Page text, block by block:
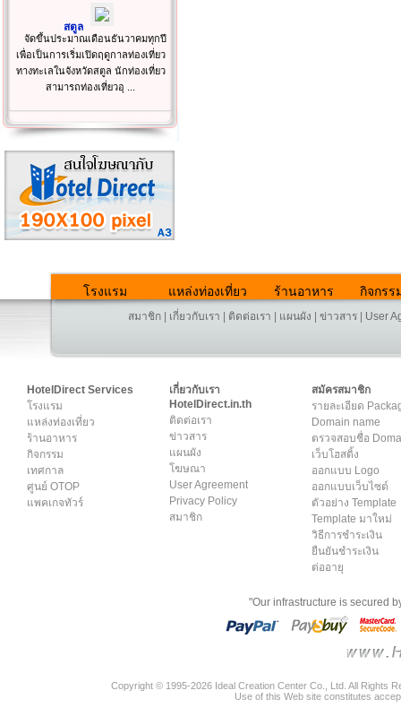
สตูล
จัดขึ้นประมาณเดือนธันวาคมทุกปี
เพื่อเป็นการเริ่มเปิดฤดูกาลท่องเที่ยว
ทางทะเลในจังหวัดสตูล นักท่องเที่ยว
สามารถท่องเที่ยวอุ ...
โรงแรม แหล่งท่องเที่ยว ร้านอาหาร กิจกรร
สมาชิก เกี่ยวกับเรา ติดต่อเรา แผนผัง ข่าวสาร User
HotelDirect Services
โรงแรม
แหล่งท่องเที่ยว
ร้านอาหาร
กิจกรรม
เทศกาล
ศูนย์ OTOP
แพคเกจทัวร์
เกี่ยวกับเรา
HotelDirect.in.th
ติดต่อเรา
ข่าวสาร
แผนผัง
โฆษณา
User Agreement
Privacy Policy
สมาชิก
สมัครสมาชิก
รายละเอียด
Domain name
ตรวจสอบชื่อ
เว็บโฮสติ้ง
ออกแบบ Logo
ออกแบบเว็บไซต์
ตัวอย่าง Template
Template มาใหม่
วิธีการชำระเงิน
ยืนยันชำระเงิน
ต่ออายุ
"Our infrastructure is secured
Copyright © 1995-2026 Ideal Creation Center Co., Ltd. All Rights
Use of this Web site constitutes